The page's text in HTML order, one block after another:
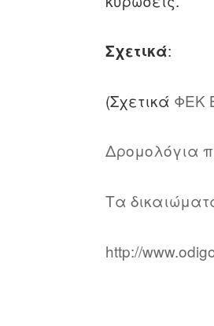
Σχετικά:
(Σχετικά ΦΕΚ
Δρομολόγια
Τα
http://